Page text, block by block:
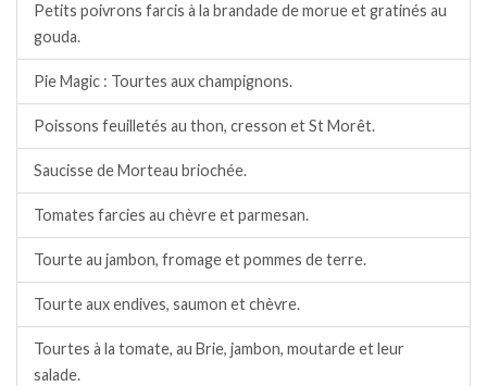
Petits poivrons farcis à la brandade de morue et gratinés au
gouda.
Pie Magic : Tourtes aux champignons.
Poissons feuilletés au thon, cresson et St Morêt.
Saucisse de Morteau briochée.
Tomates farcies au chèvre et parmesan.
Tourte au jambon, fromage et pommes de terre.
Tourte aux endives, saumon et chèvre.
Tourtes à la tomate, au Brie, jambon, moutarde et leur
salade.